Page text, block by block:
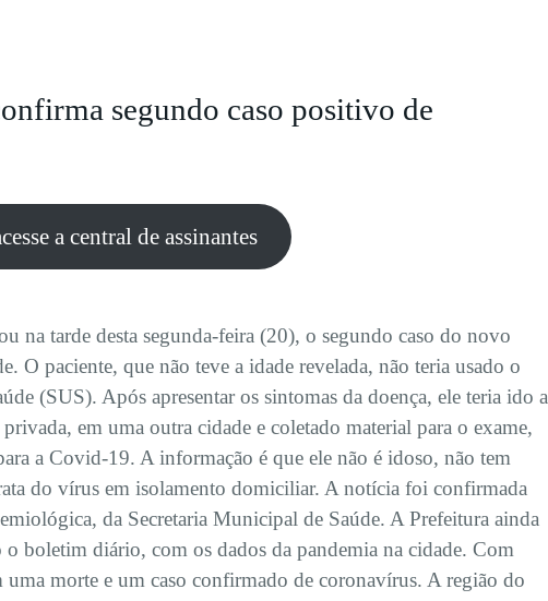
segundo caso positivo de
a central de assinantes
na tarde desta segunda-feira (20), o segundo caso do novo
O paciente, que não teve a idade revelada, não teria usado o
(SUS). Após apresentar os sintomas da doença, ele teria ido a
em uma outra cidade e coletado material para o exame,
a Covid-19. A informação é que ele não é idoso, não tem
do vírus em isolamento domiciliar. A notícia foi confirmada
da Secretaria Municipal de Saúde. A Prefeitura ainda
boletim diário, com os dados da pandemia na cidade. Com
uma morte e um caso confirmado de coronavírus. A região do